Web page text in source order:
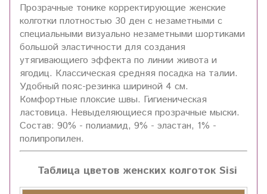
Прозрачные тонике корректирующие женские
колготки плотностью 30 ден с незаметными с
специальными визуально незаметными шортиками
большой эластичности для создания
утягивающиего эффекта по линии живота и
ягодиц. Классическая средняя посадка на талии.
Удобный пояс-резинка шириной 4 см.
Комфортные плоксие швы. Гигиеническая
ластовица. Невыделяющиеся прозрачные мыски.
Состав: 90% - полиамид, 9% - эластан, 1% -
полипропилен.
Таблица цветов женских колготок Sisi